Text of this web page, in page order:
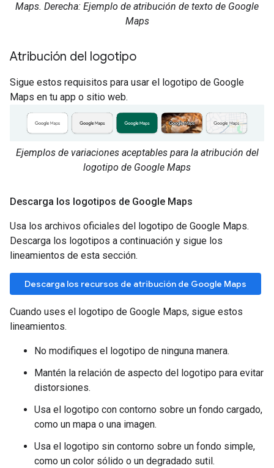
Maps. Derecha: Ejemplo de atribución de texto de Google
Maps
Atribución del logotipo
Sigue estos requisitos para usar el logotipo de Google
Maps en tu app o sitio web.
Ejemplos de variaciones aceptables para la atribución del
logotipo de Google Maps
Descarga los logotipos de Google Maps
Usa los archivos oficiales del logotipo de Google Maps.
Descarga los logotipos a continuación y sigue los
lineamientos de esta sección.
Descarga los recursos de atribución de Google Maps
Cuando uses el logotipo de Google Maps, sigue estos
lineamientos.
No modifiques el logotipo de ninguna manera.
Mantén la relación de aspecto del logotipo para evitar
distorsiones.
Usa el logotipo con contorno sobre un fondo cargado,
como un mapa o una imagen.
Usa el logotipo sin contorno sobre un fondo simple,
como un color sólido o un degradado sutil.